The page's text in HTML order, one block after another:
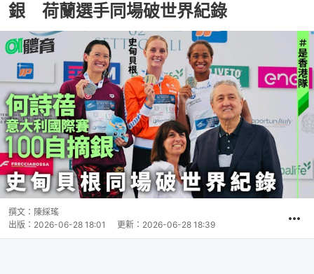
銀 荷蘭選手同場破世界紀錄
撰文： 陳綵瑤
出版： 2026-06-28 18:01 更新： 2026-06-28 18:39